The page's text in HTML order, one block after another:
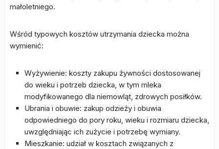
małoletniego.
Wśród typowych kosztów utrzymania dziecka można
wymienić:
Wyżywienie: koszty zakupu żywności dostosowanej
do wieku i potrzeb dziecka, w tym mleka
modyfikowanego dla niemowląt, zdrowych posiłków.
Ubrania i obuwie: zakup odzieży i obuwia
odpowiedniego do pory roku, wieku i rozmiaru dziecka,
uwzględniając ich zużycie i potrzebę wymiany.
Mieszkanie: udział w kosztach związanych z